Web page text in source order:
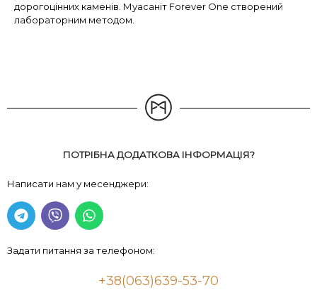
дорогоцінних каменів. Муасаніт Forever One створений
лабораторним методом.
ПОТРІБНА ДОДАТКОВА ІНФОРМАЦІЯ?
Написати нам у месенджери:
Задати питання за телефоном:
+38(063)639-53-70